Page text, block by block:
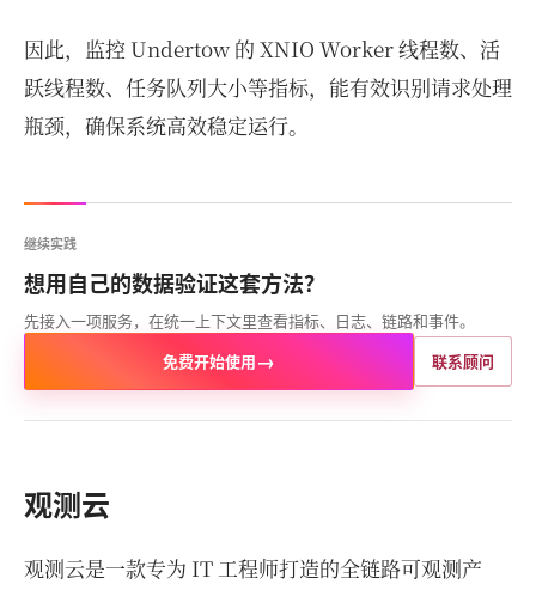
因此，监控 Undertow 的 XNIO Worker 线程数、活
跃线程数、任务队列大小等指标，能有效识别请求处理
瓶颈，确保系统高效稳定运行。
继续实践
想用自己的数据验证这套方法？
先接入一项服务，在统一上下文里查看指标、日志、链路和事件。
免费开始使用→ 联系顾问
观测云
观测云是一款专为 IT 工程师打造的全链路可观测产